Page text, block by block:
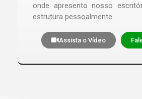
onde apresento nosso
estrutura pessoalmente.
Assista o Vídeo